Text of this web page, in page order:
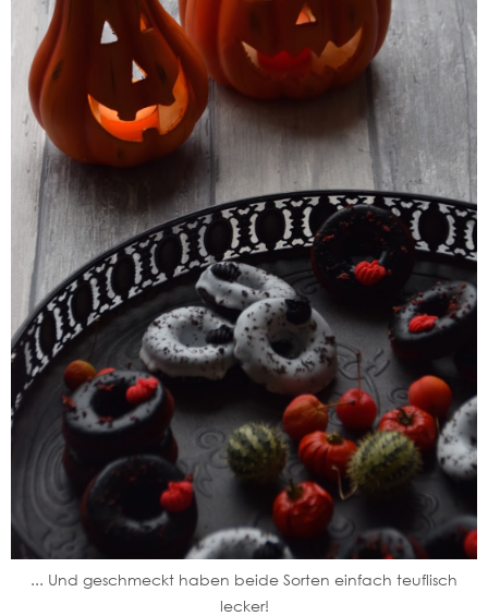
... Und geschmeckt haben beide Sorten einfach teuflisch
lecker!